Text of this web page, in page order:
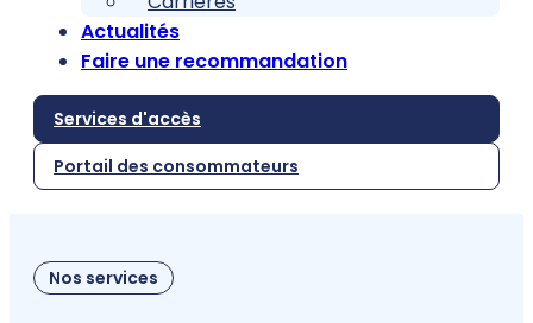
Actualités
Faire une recommandation
Services d'accès
Portail des consommateurs
Nos services